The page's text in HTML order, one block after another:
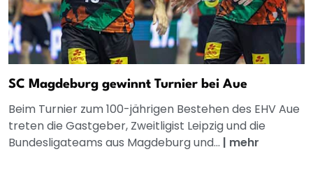
SC Magdeburg gewinnt Turnier bei Aue
Beim Turnier zum 100-jährigen Bestehen des EHV Aue
treten die Gastgeber, Zweitligist Leipzig und die
Bundesligateams aus Magdeburg und... | mehr